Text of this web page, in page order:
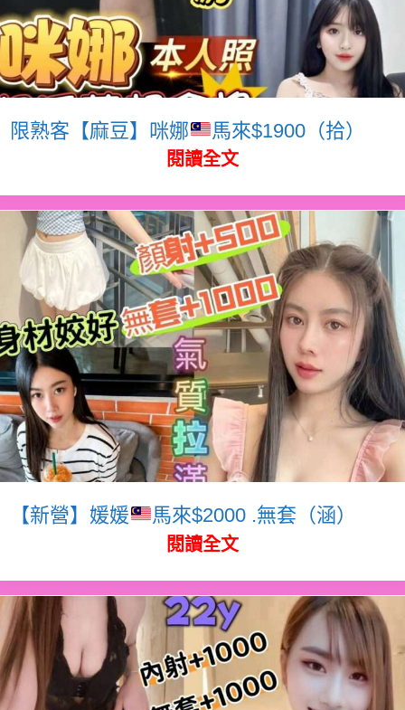
限熟客【麻豆】咪娜 馬來$1900（拾）
閱讀全文
【新營】媛媛 馬來$2000 .無套（涵）
閱讀全文